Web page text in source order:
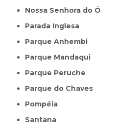
Nossa Senhora do Ó
Parada Inglesa
Parque Anhembi
Parque Mandaqui
Parque Peruche
Parque do Chaves
Pompéia
Santana